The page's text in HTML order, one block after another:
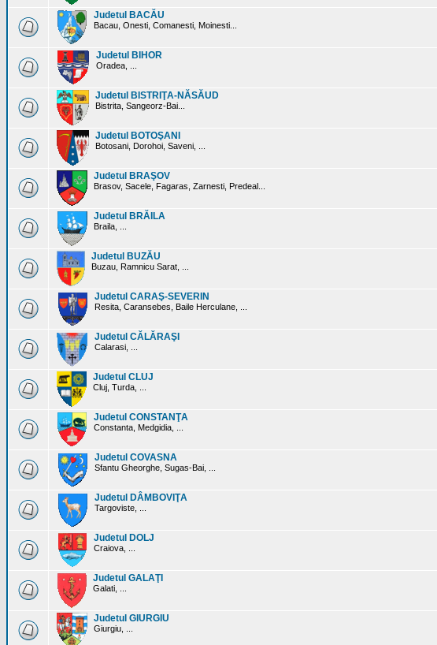
Judetul BACĂU
Bacau, Onesti, Comanesti, Moinesti...
Judetul BIHOR
Oradea, ...
Judetul BISTRIŢA-NĂSĂUD
Bistrita, Sangeorz-Bai...
Judetul BOTOŞANI
Botosani, Dorohoi, Saveni, ...
Judetul BRAŞOV
Brasov, Sacele, Fagaras, Zarnesti, Predeal...
Judetul BRĂILA
Braila, ...
Judetul BUZĂU
Buzau, Ramnicu Sarat, ...
Judetul CARAŞ-SEVERIN
Resita, Caransebes, Baile Herculane, ...
Judetul CĂLĂRAŞI
Calarasi, ...
Judetul CLUJ
Cluj, Turda, ...
Judetul CONSTANŢA
Constanta, Medgidia, ...
Judetul COVASNA
Sfantu Gheorghe, Sugas-Bai, ...
Judetul DÂMBOVIŢA
Targoviste, ...
Judetul DOLJ
Craiova, ...
Judetul GALAŢI
Galati, ...
Judetul GIURGIU
Giurgiu, ...